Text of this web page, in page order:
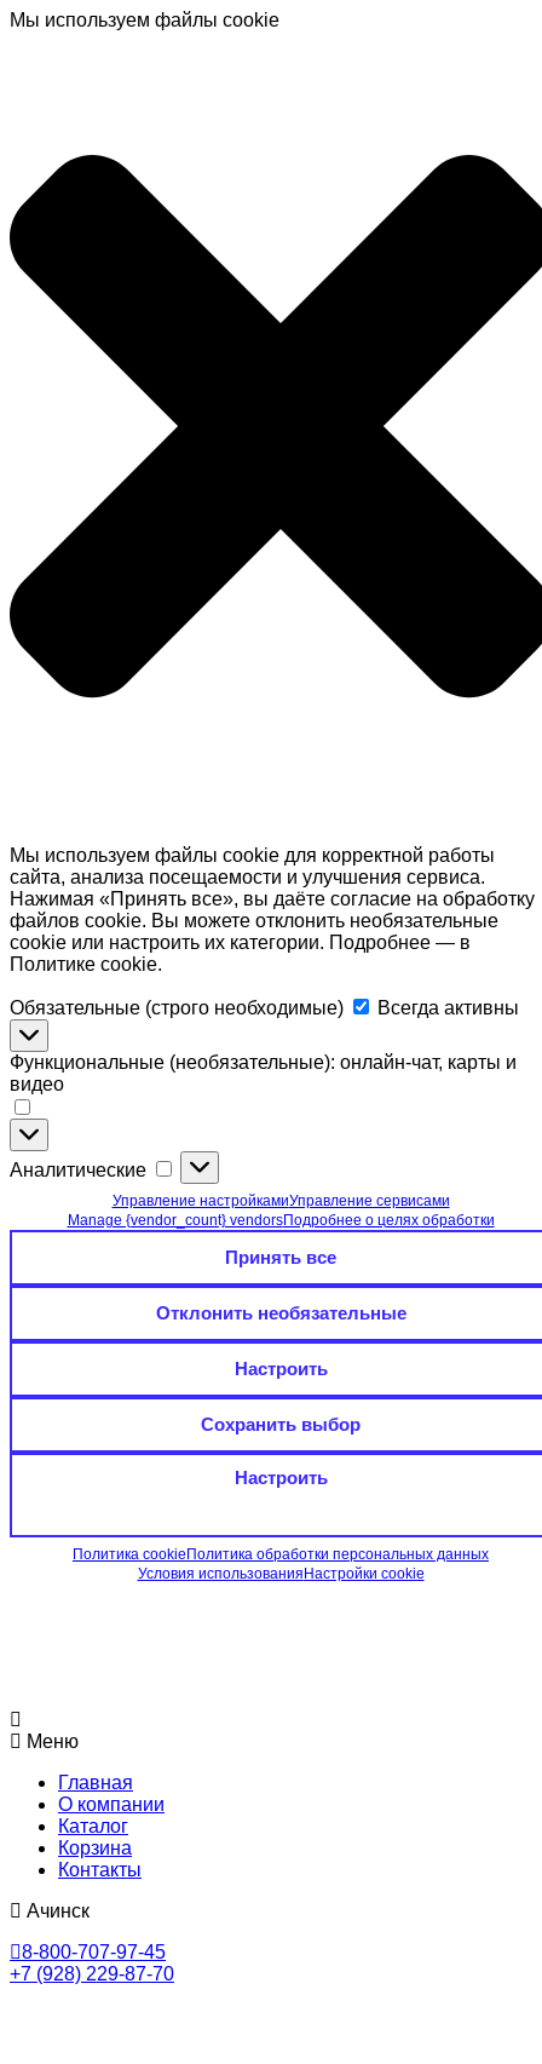
Мы используем файлы cookie
Мы используем файлы cookie для корректной работы
сайта, анализа посещаемости и улучшения сервиса.
Нажимая «Принять все», вы даёте согласие на обработку
файлов cookie. Вы можете отклонить необязательные
cookie или настроить их категории. Подробнее — в
Политике cookie.
Обязательные (строго необходимые)
Обязательные
Всегда активны
Функциональные (необязательные): онлайн-чат, карты и
видео
Функциональные
(необязательные):
онлайн-
и
Аналитические Аналитические
Управление настройкамиУправление сервисами
Manage {vendor_count} vendorsПодробнее о целях обработки
Принять все
Отклонить необязательные
Настроить
Сохранить выбор
Настроить
Политика cookieПолитика обработки персональных данных
Условия использованияНастройки cookie
Меню
Главная
О компании
Каталог
Корзина
Контакты
Ачинск
8-800-707-97-45
+7 (928) 229-87-70